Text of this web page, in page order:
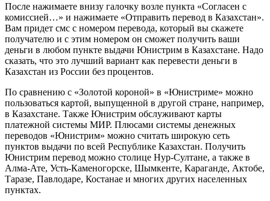
После нажимаете внизу галочку возле пункта «Согласен с
комиссией…» и нажимаете «Отправить перевод в Казахстан».
Вам придет смс с номером перевода, который вы скажете
получателю и с этим номером он сможет получить ваши
деньги в любом пункте выдачи Юнистрим в Казахстане. Надо
сказать, что это лучший вариант как перевести деньги в
Казахстан из России без процентов.
По сравнению с «Золотой короной» в «Юнистриме» можно
пользоваться картой, выпущенной в другой стране, например,
в Казахстане. Также Юнистрим обслуживают карты
платежной системы МИР. Плюсами системы денежных
переводов «Юнистрим» можно считать широкую сеть
пунктов выдачи по всей Республике Казахстан. Получить
Юнистрим перевод можно столице Нур-Султане, а также в
Алма-Ате, Усть-Каменогорске, Шымкенте, Караганде, Актобе,
Таразе, Павлодаре, Костанае и многих других населенных
пунктах.